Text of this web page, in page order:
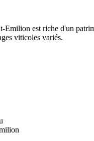
Emilion est riche d'un
viticoles variés.